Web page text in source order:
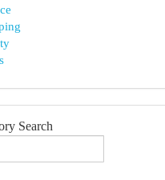
Search